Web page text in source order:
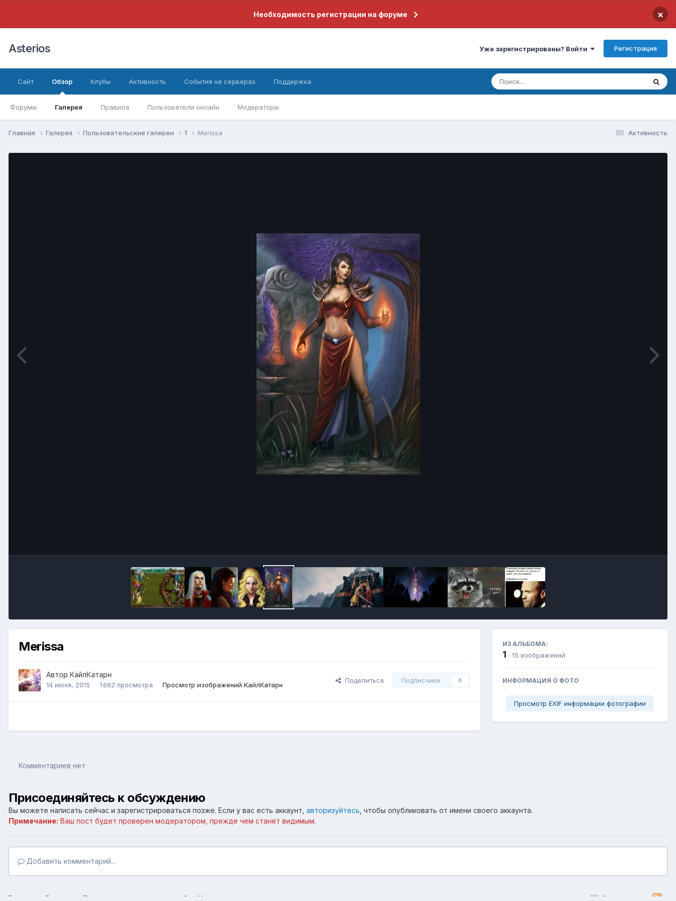
Необходимость регистрации на форуме ×
Asterios Уже зарегистрированы? Войти Регистрация
Сайт Обзор
Форумы Галерея Правила Пользователи онлайн Модераторы
Клубы Активность События на серверах Поддержка
Активность
Главная Галерея Пользовательские галереи 1 Merissa
Merissa
Автор КайлКатарн
14 июня, 2015 1 662 просмотра Просмотр изображений КайлКатарн
Поделиться Подписчики 0
ИЗ АЛЬБОМА:
1 · 15 изображений
ИНФОРМАЦИЯ О ФОТО
Просмотр EXIF информации фотографии
Комментариев нет
Присоединяйтесь к обсуждению
Вы можете написать сейчас и зарегистрироваться позже. Если у вас есть аккаунт, авторизуйтесь , чтобы опубликовать от имени своего аккаунта.
Примечание: Ваш пост будет проверен модератором, прежде чем станет видимым.
Добавить комментарий...
Активность
Главная Галерея Пользовательские галереи 1 Merissa